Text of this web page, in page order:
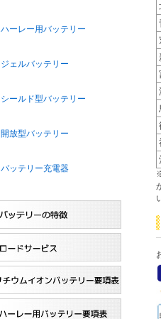
ハーレー用バッテリー
ジェルバッテリー
シールド型バッテリー
開放型バッテリー
バッテリー充電器